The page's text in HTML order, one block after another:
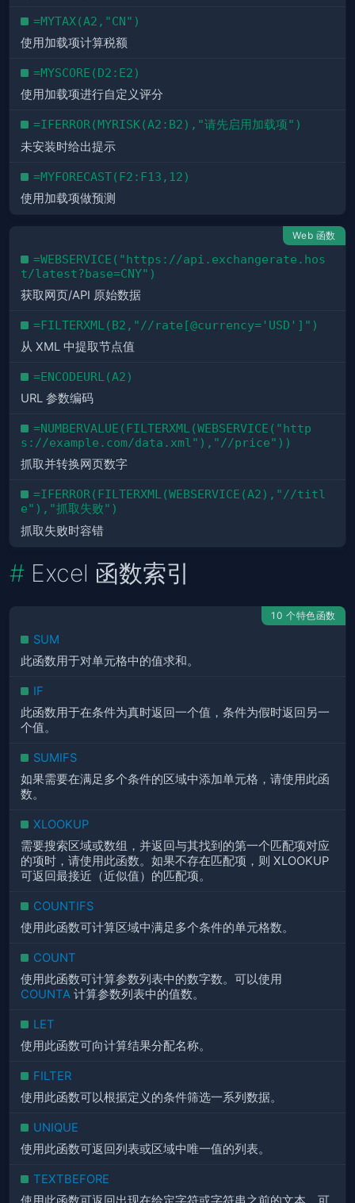
=MYTAX(A2,"CN")
使用加载项计算税额
=MYSCORE(D2:E2)
使用加载项进行自定义评分
=IFERROR(MYRISK(A2:B2),"请先启用加载项")
未安装时给出提示
=MYFORECAST(F2:F13,12)
使用加载项做预测
Web 函数
=WEBSERVICE("https://api.exchangerate.hos
t/latest?base=CNY")
获取网页/API 原始数据
=FILTERXML(B2,"//rate[@currency='USD']")
从 XML 中提取节点值
=ENCODEURL(A2)
URL 参数编码
=NUMBERVALUE(FILTERXML(WEBSERVICE("http
s://example.com/data.xml"),"//price"))
抓取并转换网页数字
=IFERROR(FILTERXML(WEBSERVICE(A2),"//titl
e"),"抓取失败")
抓取失败时容错
Excel 函数索引
10 个特色函数
SUM
此函数用于对单元格中的值求和。
IF
此函数用于在条件为真时返回一个值，条件为假时返回另一
个值。
SUMIFS
如果需要在满足多个条件的区域中添加单元格，请使用此函
数。
XLOOKUP
需要搜索区域或数组，并返回与其找到的第一个匹配项对应
的项时，请使用此函数。如果不存在匹配项，则 XLOOKUP
可返回最接近（近似值）的匹配项。
COUNTIFS
使用此函数可计算区域中满足多个条件的单元格数。
COUNT
使用此函数可计算参数列表中的数字数。可以使用
COUNTA 计算参数列表中的值数。
LET
使用此函数可向计算结果分配名称。
FILTER
使用此函数可以根据定义的条件筛选一系列数据。
UNIQUE
使用此函数可返回列表或区域中唯一值的列表。
TEXTBEFORE